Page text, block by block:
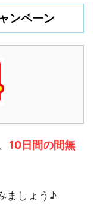
ンペーン
10日間の間無
ましょう♪